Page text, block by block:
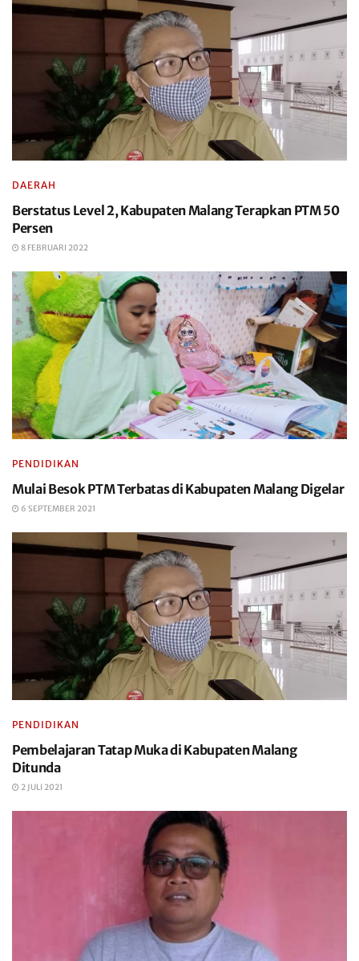
DAERAH
Berstatus Level 2, Kabupaten Malang Terapkan PTM 50
Persen
8 FEBRUARI 2022
PENDIDIKAN
Mulai Besok PTM Terbatas di Kabupaten Malang Digelar
6 SEPTEMBER 2021
PENDIDIKAN
Pembelajaran Tatap Muka di Kabupaten Malang
Ditunda
2 JULI 2021